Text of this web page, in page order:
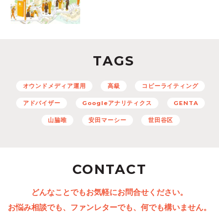
TAGS
オウンドメディア運用 高級 コピーライティング
アドバイザー Googleアナリティクス GENTA
山脇唯 安田マーシー 世田谷区
CONTACT
どんなことでもお気軽にお問合せください。
お悩み相談でも、ファンレターでも、何でも構いません。